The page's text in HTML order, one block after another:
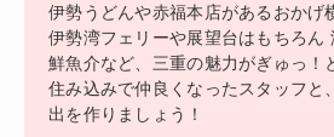
伊勢うどんや赤福本店があるおかげ
伊勢湾フェリーや展望台はもちろん
鮮魚介など、三重の魅力がぎゅっ！
住み込みで仲良くなったスタッフと
出を作りましょう！